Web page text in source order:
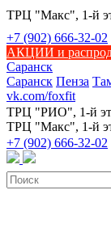
ТРЦ "Макс", 1-й
+7 (902) 666-32-02
АКЦИИ и
Саранск
Саранск Пенза
vk.com/foxfit
ТРЦ "РИО", 1-й
ТРЦ "Макс", 1-й
+7 (902) 666-32-02